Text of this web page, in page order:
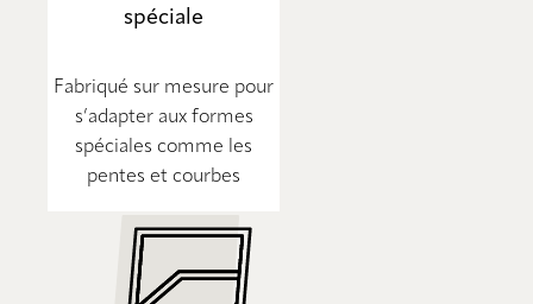
spéciale
Fabriqué sur mesure pour
s’adapter aux formes
spéciales comme les
pentes et courbes